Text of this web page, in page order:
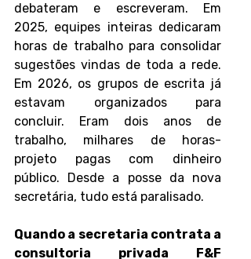
debateram e escreveram. Em
2025, equipes inteiras dedicaram
horas de trabalho para consolidar
sugestões vindas de toda a rede.
Em 2026, os grupos de escrita já
estavam organizados para
concluir. Eram dois anos de
trabalho, milhares de horas-
projeto pagas com dinheiro
público. Desde a posse da nova
secretária, tudo está paralisado.
Quando a secretaria contrata a
consultoria privada F&F